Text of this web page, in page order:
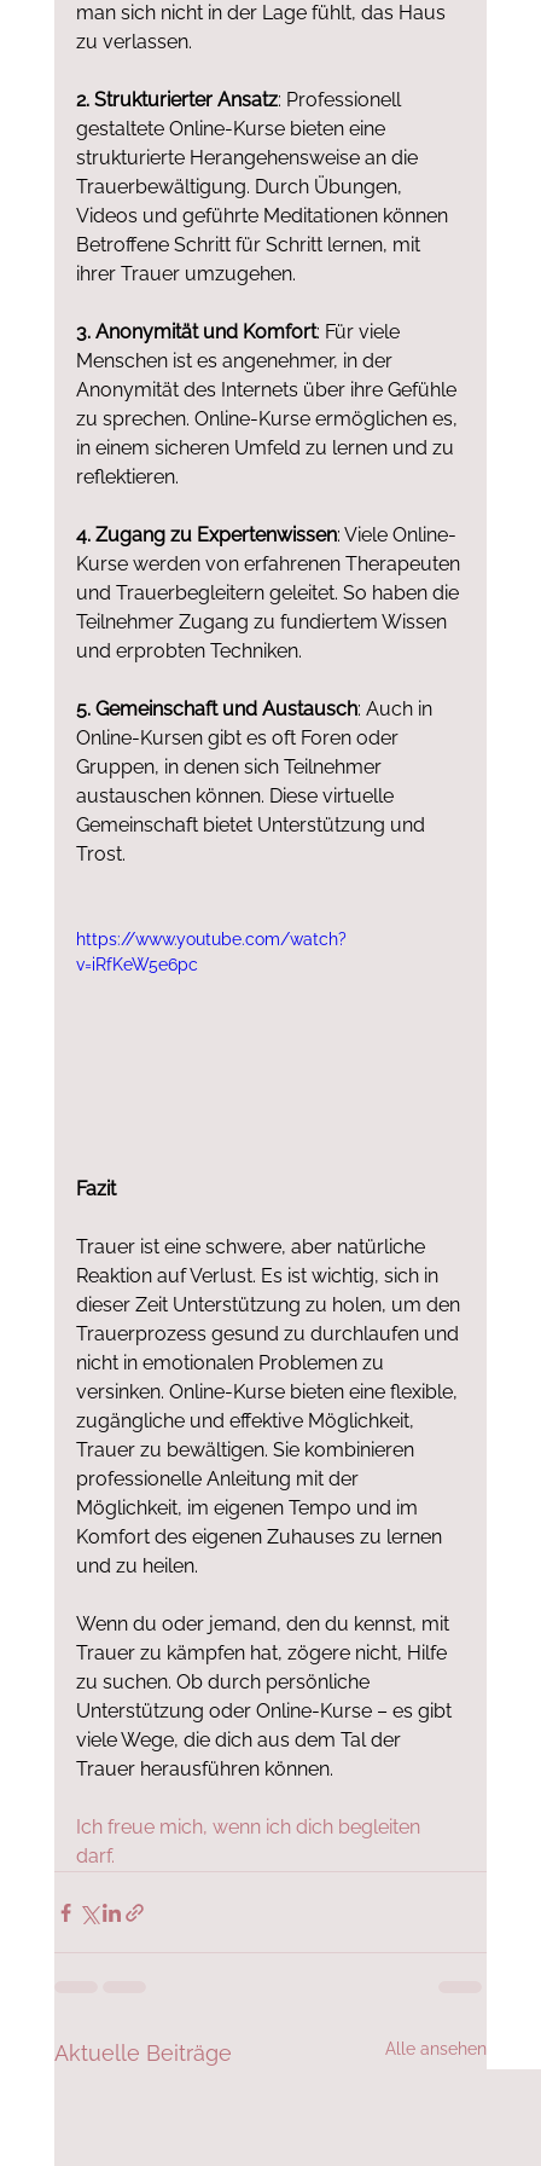
man sich nicht in der Lage fühlt, das Haus
zu verlassen.
2. Strukturierter Ansatz: Professionell
gestaltete Online-Kurse bieten eine
strukturierte Herangehensweise an die
Trauerbewältigung. Durch Übungen,
Videos und geführte Meditationen können
Betroffene Schritt für Schritt lernen, mit
ihrer Trauer umzugehen.
3. Anonymität und Komfort: Für viele
Menschen ist es angenehmer, in der
Anonymität des Internets über ihre Gefühle
zu sprechen. Online-Kurse ermöglichen es,
in einem sicheren Umfeld zu lernen und zu
reflektieren.
4. Zugang zu Expertenwissen: Viele Online-
Kurse werden von erfahrenen Therapeuten
und Trauerbegleitern geleitet. So haben die
Teilnehmer Zugang zu fundiertem Wissen
und erprobten Techniken.
5. Gemeinschaft und Austausch: Auch in
Online-Kursen gibt es oft Foren oder
Gruppen, in denen sich Teilnehmer
austauschen können. Diese virtuelle
Gemeinschaft bietet Unterstützung und
Trost.
https://www.youtube.com/watch?
v=iRfKeW5e6pc
Fazit
Trauer ist eine schwere, aber natürliche
Reaktion auf Verlust. Es ist wichtig, sich in
dieser Zeit Unterstützung zu holen, um den
Trauerprozess gesund zu durchlaufen und
nicht in emotionalen Problemen zu
versinken. Online-Kurse bieten eine flexible,
zugängliche und effektive Möglichkeit,
Trauer zu bewältigen. Sie kombinieren
professionelle Anleitung mit der
Möglichkeit, im eigenen Tempo und im
Komfort des eigenen Zuhauses zu lernen
und zu heilen.
Wenn du oder jemand, den du kennst, mit
Trauer zu kämpfen hat, zögere nicht, Hilfe
zu suchen. Ob durch persönliche
Unterstützung oder Online-Kurse – es gibt
viele Wege, die dich aus dem Tal der
Trauer herausführen können.
Ich freue mich, wenn ich dich begleiten
darf.
Aktuelle Beiträge Alle ansehen